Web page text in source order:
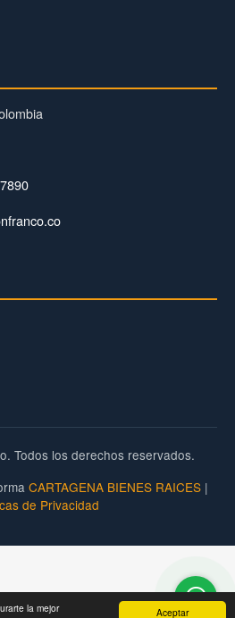
Aceptar
la mejor
Todos los derechos reservados.
CARTAGENA BIENES RAICES |
de Privacidad